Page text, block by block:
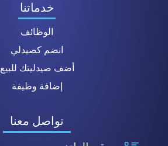
خدماتنا
الوظائف
انضم كصيدلي
أضف صيدليتك للبيع
إضافة وظيفة
تواصل معنا